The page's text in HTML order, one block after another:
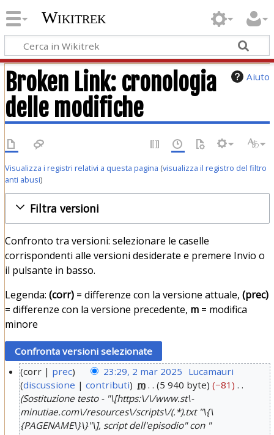
Wikitrek
Aiuto
Broken Link: cronologia
delle modifiche
Visualizza i registri relativi a questa pagina (visualizza il registro del filtro
anti abusi)
Filtra versioni
Confronto tra versioni: selezionare le caselle
corrispondenti alle versioni desiderate e premere Invio o
il pulsante in basso.
Legenda: (corr)= differenze con la versione attuale, (prec)
= differenze con la versione precedente, m= modifica
minore
corr prec 23:29, 2 mar 2025 Lucamauri
discussione
contributi m 5 940 byte
−81
Sostituzione testo - "\[https:\/\/www.st\-
minutiae.com\/resources\/scripts\/(.*).txt ''\{\
{PAGENAME\}\}''\], script dell'episodio" con "